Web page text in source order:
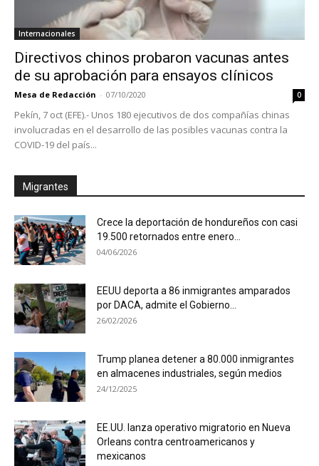
Internacionales
Directivos chinos probaron vacunas antes
de su aprobación para ensayos clínicos
Mesa de Redacción - 07/10/2020 0
Pekín, 7 oct (EFE).- Unos 180 ejecutivos de dos compañías chinas
involucradas en el desarrollo de las posibles vacunas contra la
COVID-19 del país...
Migrantes
Crece la deportación de hondureños con casi
19.500 retornados entre enero...
04/06/2026
EEUU deporta a 86 inmigrantes amparados
por DACA, admite el Gobierno...
26/02/2026
Trump planea detener a 80.000 inmigrantes
en almacenes industriales, según medios
24/12/2025
EE.UU. lanza operativo migratorio en Nueva
Orleans contra centroamericanos y
mexicanos